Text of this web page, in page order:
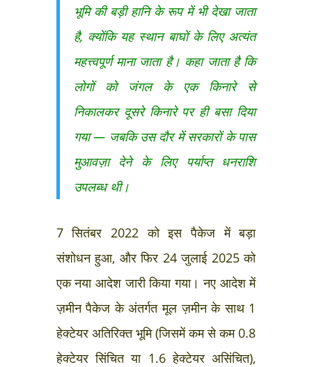
भूमि की बड़ी हानि के रूप में भी देखा जाता
है, क्योंकि यह स्थान बाघों के लिए अत्यंत
महत्त्वपूर्ण माना जाता है। कहा जाता है कि
लोगों को जंगल के एक किनारे से
निकालकर दूसरे किनारे पर ही बसा दिया
गया — जबकि उस दौर में सरकारों के पास
मुआवज़ा देने के लिए पर्याप्त धनराशि
उपलब्ध थी।
7 सितंबर 2022 को इस पैकेज में बड़ा
संशोधन हुआ, और फिर 24 जुलाई 2025 को
एक नया आदेश जारी किया गया। नए आदेश में
ज़मीन पैकेज के अंतर्गत मूल ज़मीन के साथ 1
हेक्टेयर अतिरिक्त भूमि (जिसमें कम से कम 0.8
हेक्टेयर सिंचित या 1.6 हेक्टेयर असिंचित),